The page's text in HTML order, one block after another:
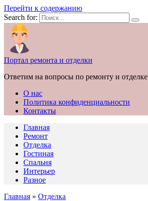
Перейти к содержанию
Search for:
Портал ремонта и отделки
Ответим на вопросы по ремонту и отделке
О нас
Политика конфиденциальности
Контакты
Главная
Ремонт
Отделка
Гостиная
Спальня
Интерьер
Разное
Главная » Отделка